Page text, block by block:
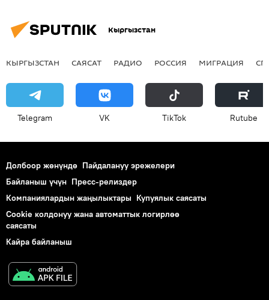
Кыргызстан
КЫРГЫЗСТАН САЯСАТ РАДИО РОССИЯ МИГРАЦИЯ
Telegram VK ТikТоk Rutube
Долбоор жөнүндө Пайдалануу эрежелери
Байланыш үчүн Пресс-релиздер
Компаниялардын жаңылыктары Купуялык саясаты
Cookie колдонуу жана автоматтык логирлөө
саясаты
Кайра байланыш